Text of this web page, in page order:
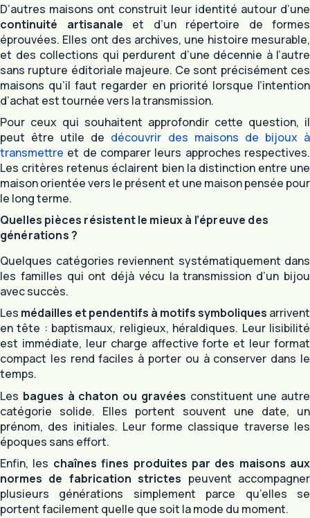
D’autres maisons ont construit leur identité autour d’une
continuité artisanale et d’un répertoire de formes
éprouvées. Elles ont des archives, une histoire mesurable,
et des collections qui perdurent d’une décennie à l’autre
sans rupture éditoriale majeure. Ce sont précisément ces
maisons qu’il faut regarder en priorité lorsque l’intention
d’achat est tournée vers la transmission.
Pour ceux qui souhaitent approfondir cette question, il
peut être utile de découvrir des maisons de bijoux à
transmettre et de comparer leurs approches respectives.
Les critères retenus éclairent bien la distinction entre une
maison orientée vers le présent et une maison pensée pour
le long terme.
Quelles pièces résistent le mieux à l’épreuve des
générations ?
Quelques catégories reviennent systématiquement dans
les familles qui ont déjà vécu la transmission d’un bijou
avec succès.
Les médailles et pendentifs à motifs symboliques arrivent
en tête : baptismaux, religieux, héraldiques. Leur lisibilité
est immédiate, leur charge affective forte et leur format
compact les rend faciles à porter ou à conserver dans le
temps.
Les bagues à chaton ou gravées constituent une autre
catégorie solide. Elles portent souvent une date, un
prénom, des initiales. Leur forme classique traverse les
époques sans effort.
Enfin, les chaînes fines produites par des maisons aux
normes de fabrication strictes peuvent accompagner
plusieurs générations simplement parce qu’elles se
portent facilement quelle que soit la mode du moment.